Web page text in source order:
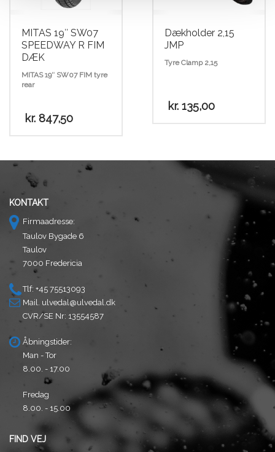
MITAS 19″ SW07
SPEEDWAY R FIM
DÆK
MITAS 19″ SW07 FIM tyre
rear
kr. 847,50
Dækholder 2,15
JMP
Tyre Clamp 2,15
kr.135,00
KONTAKT
Firmaadresse:
Taulov Bygade 6
Taulov
7000 Fredericia
Tlf: +45 75513093
Mail. ulvedal@ulvedal.dk
CVR/SE Nr: 13554587
Åbningstider:
Man - Tor
8.00. - 17.00
Fredag
8.00. - 15.00
FIND VEJ